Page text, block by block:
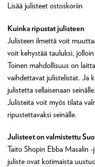
Lisää julisteet ostoskoriin
Kuinka ripustat julisteen
Julisteen ilmettä voit
voit kehystää tauluksi,
Toinen mahdollisuus on
vaihdettavat julistelistat. Ja
julistetta sellaisenaan seinälle.
Julisteita voit myös tilata
ripustettavaksi seinälle.
Julisteet on valmistettu
Taito Shopin Ebba Masalin
juliste ovat kotimaista